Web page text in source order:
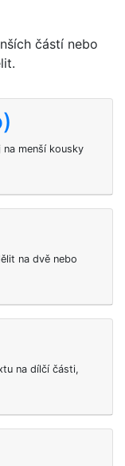
částí nebo
na menší kousky
na dvě nebo
na dílčí části,